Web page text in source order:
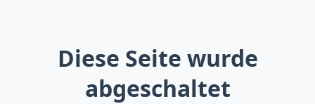
Diese Seite wurde
abgeschaltet